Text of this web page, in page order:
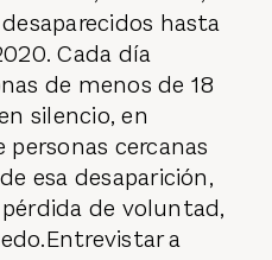
hasta
Cada día
de menos de 18
silencio, en
cercanas
esa desaparición,
de voluntad,
a